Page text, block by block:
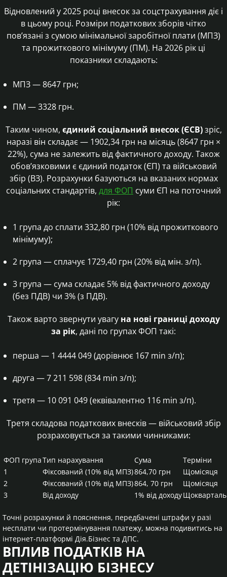
Відновлений у 2025 році внесок за соцстрахування діє і
в цьому році. Розміри податкових зборів чітко
пов’язані з сумою мінімальної заробітної плати (МПЗ)
та прожиткового мінімуму (ПМ). На 2026 рік ці
показники складають:
МПЗ — 8647 грн;
ПМ — 3328 грн.
Таким чином, єдиний соціальний внесок (ЄСВ)зріс,
наразі він складає — 1902,34 грн на місяць (8647 грн ×
22%), сума не залежить від фактичного доходу. Також
обов’язковими є єдиний податок (ЄП) та військовий
збір (ВЗ). Розрахунки базуються на вказаних нормах
соціальних стандартів, для ФОП суми ЄП на поточний
рік:
1 група до сплати 332,80 грн (10% від прожиткового
мінімуму);
2 група — сплачує 1729,40 грн (20% від мін. з/п).
3 група — сума складає 5% від фактичного доходу
(без ПДВ) чи 3% (з ПДВ).
Також варто звернути увагуна нові границі доходу
за рік, дані по групах ФОП такі:
перша — 1 4444 049 (дорівнює 167 min з/п);
друга — 7 211 598 (834 min з/п);
третя — 10 091 049 (еквівалентно 116 min з/п).
Третя складова податкових внесків — військовий збір
розраховується за такими чинниками:
ФОП групаТип нарахування Сума
Терміни
1
Фіксований (10% від МПЗ)864,70 грн
Щомісяця
2
Фіксований (10% від МПЗ)864, 70 грн
Щомісяця
3
Від доходу 1% від доходу
Точні розрахунки й пояснення, передбачені штрафи у разі
несплати чи протермінування платежу, можна подивитись на
інтернет-платформі Дія.Бізнес та ДПС.
ВПЛИВ ПОДАТКІВ НА
ДЕТІНІЗАЦІЮ БІЗНЕСУ